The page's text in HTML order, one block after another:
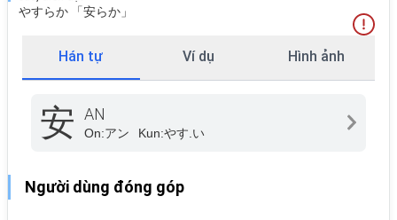
やすらか 「安らか」
Hán tự Ví dụ Hình ảnh
安 AN
On:アン Kun:やす.い
Người dùng đóng góp